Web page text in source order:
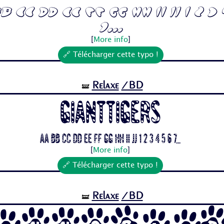
Cc Dd Ee Ff Gg Hh Ii Jj 1 2 3
7...
More info]
🔗 Télécharger cette typo !
🝛 Relaxe /BD
Gianttigers
Aa Bb Cc Dd Ee Ff Gg Hh Ii Jj 1 2 3 4 5 6 7...
More info
🔗 Télécharger cette typo !
🝛 Relaxe /BD